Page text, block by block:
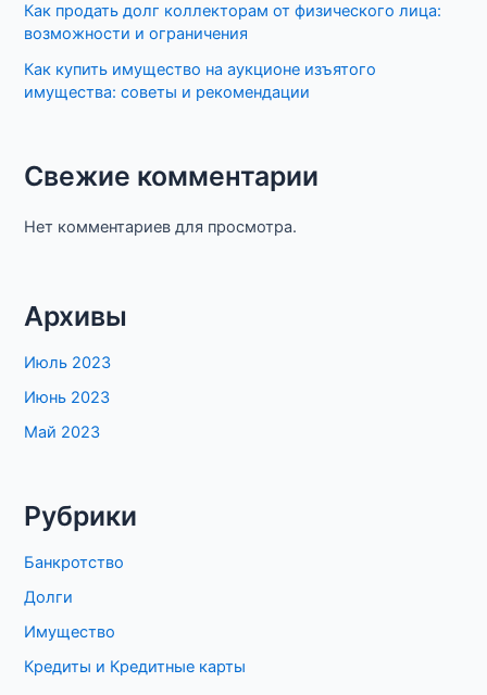
Как продать долг коллекторам от физического лица:
возможности и ограничения
Как купить имущество на аукционе изъятого
имущества: советы и рекомендации
Свежие комментарии
Нет комментариев для просмотра.
Архивы
Июль 2023
Июнь 2023
Май 2023
Рубрики
Банкротство
Долги
Имущество
Кредиты и Кредитные карты